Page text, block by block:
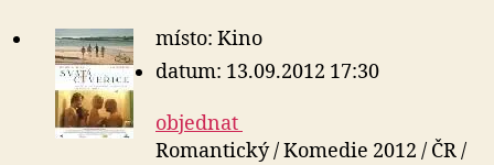
místo: Kino
datum: 13.09.2012 17:30
objednat
Romantický / Komedie 2012 / ČR /